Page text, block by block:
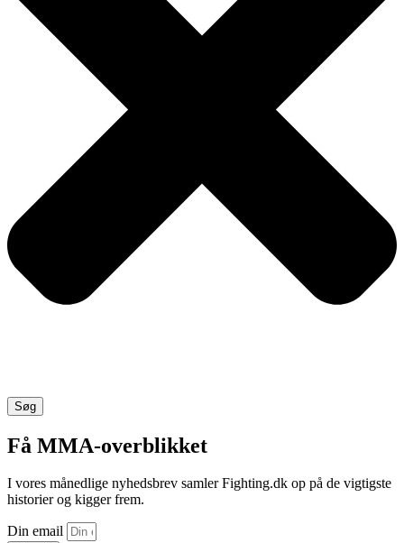
Søg
Få MMA-overblikket
I vores månedlige nyhedsbrev samler Fighting.dk op på de vigtigste
historier og kigger frem.
Din email